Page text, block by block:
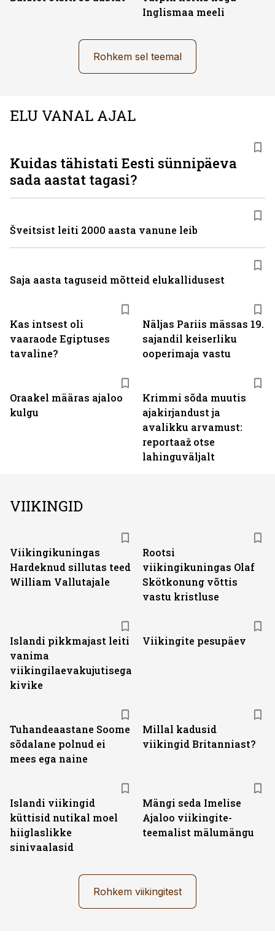
Inglismaa meeli
Rohkem sel teemal
ELU VANAL AJAL
Kas intsest oli
vaaraode Egiptuses
tavaline?
Näljas Pariis mässas 19.
sajandil keiserliku
ooperimaja vastu
Oraakel määras ajaloo
kulgu
Krimmi sõda muutis
ajakirjandust ja
avalikku arvamust:
reportaaž otse
lahinguväljalt
Kuidas tähistati Eesti sünnipäeva
sada aastat tagasi?
Šveitsist leiti 2000 aasta vanune leib
Saja aasta taguseid mõtteid elukallidusest
VIIKINGID
Viikingikuningas
Hardeknud sillutas teed
William Vallutajale
Rootsi
viikingikuningas Olaf
Skötkonung võttis
vastu kristluse
Islandi pikkmajast leiti
vanima
viikingilaevakujutisega
kivike
Viikingite pesupäev
Tuhandeaastane Soome
sõdalane polnud ei
mees ega naine
Millal kadusid
viikingid Britanniast?
Islandi viikingid
küttisid nutikal moel
hiiglaslikke
sinivaalasid
Mängi seda Imelise
Ajaloo viikingite-
teemalist mälumängu
Rohkem viikingitest